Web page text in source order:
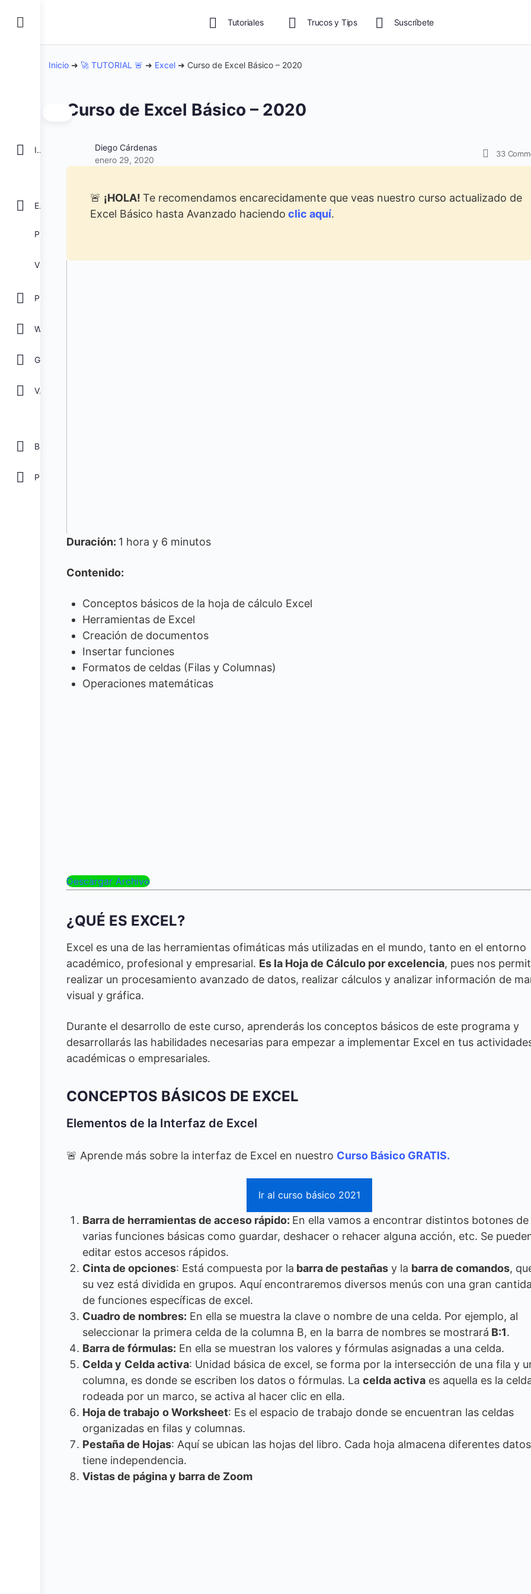
INICIO
EXCEL
VBA para Macros
GOOGLE
Ver todos
Biblioteca
Tutoriales Trucos y Tips Suscríbete
Inicio ➜ 🚀 TUTORIAL 🚨 ➜ Excel ➜ Curso de Excel Básico – 2020
Curso de Excel Básico – 2020
Diego Cárdenas
enero 29, 2020
33
🚨 ¡HOLA! Te recomendamos encarecidamente que veas nuestro curso actualizado de
Excel Básico hasta Avanzado haciendo clic aquí.
Duración: 1 hora y 6 minutos
Contenido:
Conceptos básicos de la hoja de cálculo Excel
Herramientas de Excel
Creación de documentos
Insertar funciones
Formatos de celdas (Filas y Columnas)
Operaciones matemáticas
Descargar Archivo
¿QUÉ ES EXCEL?
Excel es una de las herramientas ofimáticas más utilizadas en el mundo, tanto en el entorno
académico, profesional y empresarial. Es la Hoja de Cálculo por excelencia, pues nos
realizar un procesamiento avanzado de datos, realizar cálculos y analizar información de
visual y gráfica.
Durante el desarrollo de este curso, aprenderás los conceptos básicos de este programa y
desarrollarás las habilidades necesarias para empezar a implementar Excel en tus
académicas o empresariales.
CONCEPTOS BÁSICOS DE EXCEL
Elementos de la Interfaz de Excel
🚨 Aprende más sobre la interfaz de Excel en nuestro Curso Básico GRATIS.
Ir al curso básico 2021
Barra de herramientas de acceso rápido: En ella vamos a encontrar distintos botones de
varias funciones básicas como guardar, deshacer o rehacer alguna acción, etc. Se
editar estos accesos rápidos.
Cinta de opciones: Está compuesta por la barra de pestañas y la barra de comandos,
su vez está dividida en grupos. Aquí encontraremos diversos menús con una gran
de funciones específicas de excel.
Cuadro de nombres: En ella se muestra la clave o nombre de una celda. Por ejemplo, al
seleccionar la primera celda de la columna B, en la barra de nombres se mostrará B:1.
Barra de fórmulas: En ella se muestran los valores y fórmulas asignadas a una celda.
Celda y Celda activa: Unidad básica de excel, se forma por la intersección de una fila y
columna, es donde se escriben los datos o fórmulas. La celda activa es aquella es la
rodeada por un marco, se activa al hacer clic en ella.
Hoja de trabajo o Worksheet: Es el espacio de trabajo donde se encuentran las celdas
organizadas en filas y columnas.
Pestaña de Hojas: Aquí se ubican las hojas del libro. Cada hoja almacena diferentes
tiene independencia.
Vistas de página y barra de Zoom